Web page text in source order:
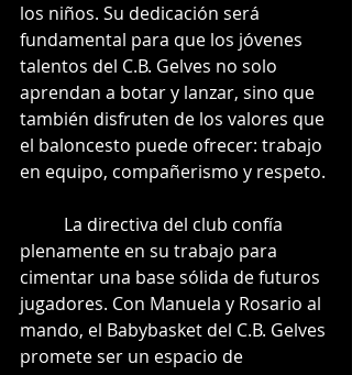
los niños. Su dedicación será
fundamental para que los jóvenes
talentos del C.B. Gelves no solo
aprendan a botar y lanzar, sino que
también disfruten de los valores que
el baloncesto puede ofrecer: trabajo
en equipo, compañerismo y respeto.
plenamente en su trabajo para
cimentar una base sólida de futuros
jugadores. Con Manuela y Rosario al
mando, el Babybasket del C.B. Gelves
promete ser un espacio de